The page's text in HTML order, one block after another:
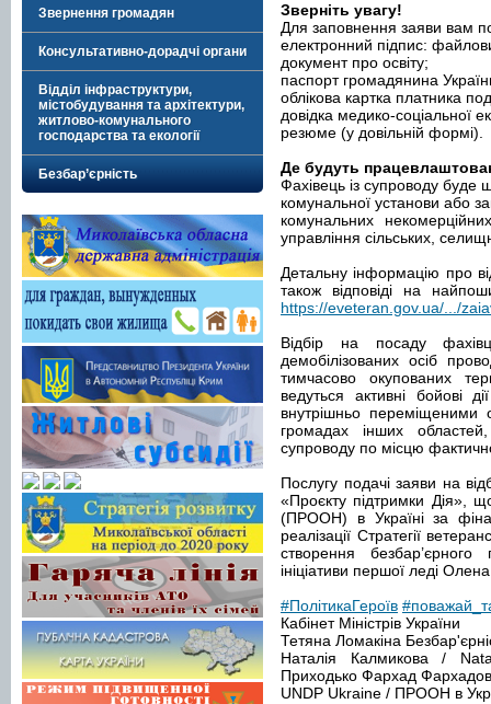
Звернення громадян
Консультативно-дорадчі органи
Відділ інфраструктури,
містобудування та архітектури,
житлово-комунального
господарства та екології
Безбар’єрність
Зверніть увагу!
Для заповнення заяви вам
електронний підпис:
документ про освіту;
паспорт громадянина
облікова картка платника
довідка медико-соціальної
резюме (у довільній формі).
Де будуть
Фахівець із супроводу буде
комунальної установи або
комунальних
управління сільських,
Детальну інформацію про
також відповіді на
https://eveteran.gov.ua/.../
Відбір на посаду
демобілізованих осіб
тимчасово окупованих
ведуться активні бойові
внутрішньо переміщеними
громадах інших
супроводу по місцю
Послугу подачі заяви на
«Проєкту підтримки Дія»,
(ПРООН) в Україні за
реалізації Стратегії
створення
ініціативи першої леді
#ПолітикаГероїв
Кабінет Міністрів України
Тетяна Ломакіна
Наталія Калмикова /
Приходько Фархад
UNDP Ukraine / ПРООН в